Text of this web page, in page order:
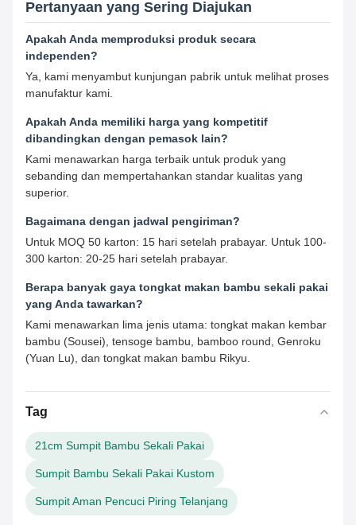
Pertanyaan yang Sering Diajukan
Apakah Anda memproduksi produk secara
independen?
Ya, kami menyambut kunjungan pabrik untuk melihat proses
manufaktur kami.
Apakah Anda memiliki harga yang kompetitif
dibandingkan dengan pemasok lain?
Kami menawarkan harga terbaik untuk produk yang
sebanding dan mempertahankan standar kualitas yang
superior.
Bagaimana dengan jadwal pengiriman?
Untuk MOQ 50 karton: 15 hari setelah prabayar. Untuk 100-
300 karton: 20-25 hari setelah prabayar.
Berapa banyak gaya tongkat makan bambu sekali pakai
yang Anda tawarkan?
Kami menawarkan lima jenis utama: tongkat makan kembar
bambu (Sousei), tensoge bambu, bamboo round, Genroku
(Yuan Lu), dan tongkat makan bambu Rikyu.
Tag
21cm Sumpit Bambu Sekali Pakai
Sumpit Bambu Sekali Pakai Kustom
Sumpit Aman Pencuci Piring Telanjang